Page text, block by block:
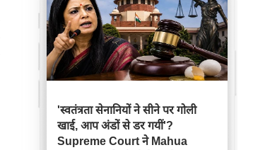
'स्वतंत्रता सेनानियों ने सीने पर गोली
खाई, आप अंडों से डर गयीं'?
Supreme Court ने Mahua